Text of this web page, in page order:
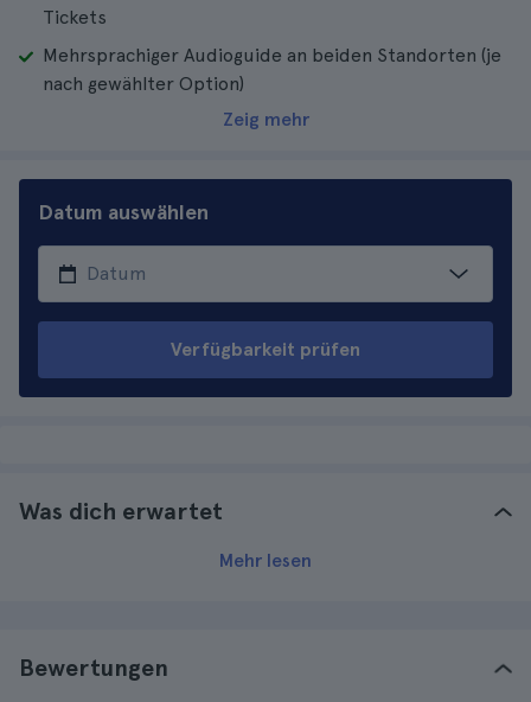
Tickets
Mehrsprachiger Audioguide an beiden Standorten (je
nach gewählter Option)
Zeig mehr
Datum auswählen
Verfügbarkeit prüfen
Was dich erwartet
Mehr lesen
Bewertungen